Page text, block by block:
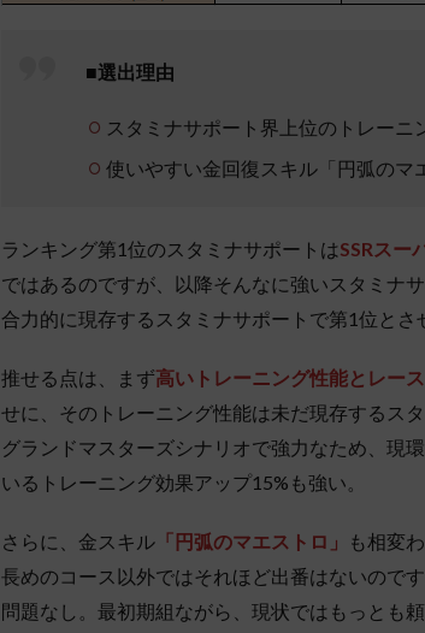
■選出理由
スタミナサポート界上位のトレーニ
使いやすい金回復スキル「円弧のマ
ランキング第1位のスタミナサポートはSSRスー
ではあるのですが、以降そんなに強いスタミナ
合力的に現存するスタミナサポートで第1位とさ
推せる点は、まず高いトレーニング性能とレー
せに、そのトレーニング性能は未だ現存するス
グランドマスターズシナリオで強力なため、現
いるトレーニング効果アップ15%も強い。
さらに、金スキル 「円弧のマエストロ」
も相変
長めのコース以外ではそれほど出番はないので
問題なし。最初期組ながら、現状ではもっとも